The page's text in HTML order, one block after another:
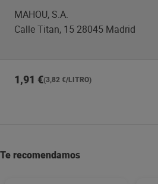
MAHOU, S.A.
Calle Titan, 15 28045 Madrid
1,91 €(3,82 €/LITRO)
Te recomendamos